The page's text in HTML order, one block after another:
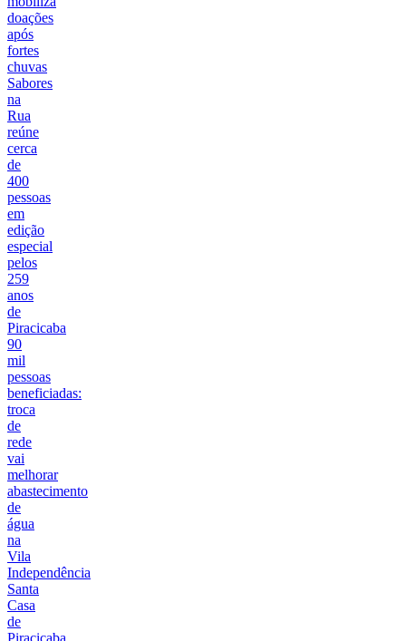
doações
após
fortes
chuvas
Sabores
na
Rua
reúne
cerca
de
400
pessoas
em
edição
especial
pelos
259
anos
de
Piracicaba
90
mil
pessoas
beneficiadas:
troca
de
rede
vai
melhorar
abastecimento
de
água
na
Vila
Independência
Santa
Casa
de
Piracicaba